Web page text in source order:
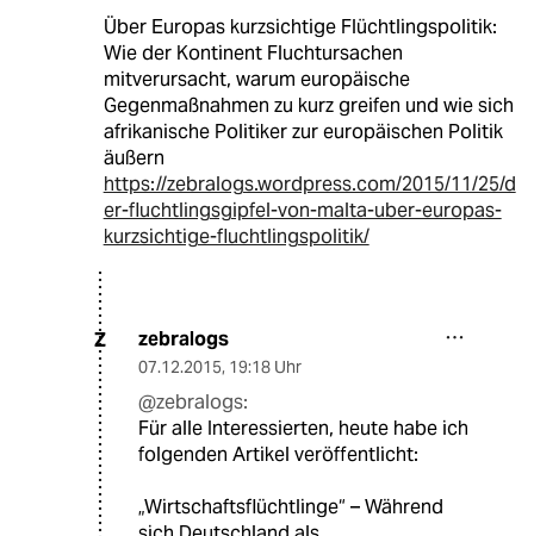
Über Europas kurzsichtige Flüchtlingspolitik:
Wie der Kontinent Fluchtursachen
mitverursacht, warum europäische
Gegenmaßnahmen zu kurz greifen und wie sich
afrikanische Politiker zur europäischen Politik
äußern
https://zebralogs.wordpress.com/2015/11/25/d
er-fluchtlingsgipfel-von-malta-uber-europas-
kurzsichtige-fluchtlingspolitik/
Z zebralogs
07.12.2015, 19:18 Uhr
@zebralogs:
Für alle Interessierten, heute habe ich
folgenden Artikel veröffentlicht:
„Wirtschaftsflüchtlinge“ – Während